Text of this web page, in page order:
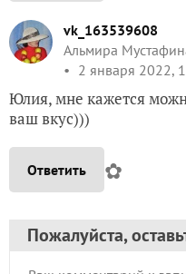
vk_163539608
Альмира
2 января 2022,
Юлия, мне кажется
ваш вкус)))
Ответить ✿
Пожалуйста,